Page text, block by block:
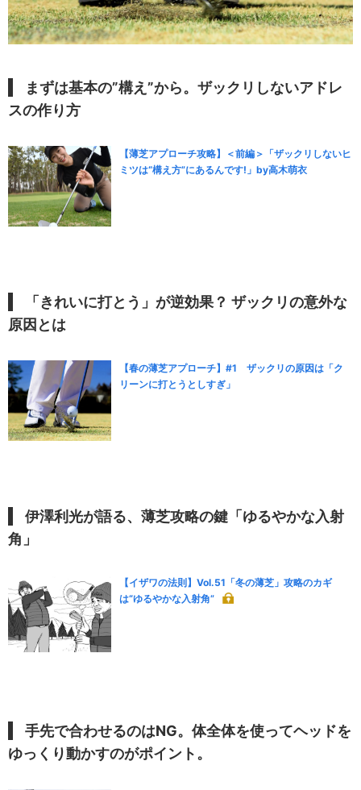
まずは基本の”構え”から。ザックリしないアドレ
スの作り方
【薄芝アプローチ攻略】＜前編＞「ザックリしないヒ
ミツは“構え方”にあるんです!」by高木萌衣
「きれいに打とう」が逆効果？ ザックリの意外な
原因とは
【春の薄芝アプローチ】#1 ザックリの原因は「ク
リーンに打とうとしすぎ」
伊澤利光が語る、薄芝攻略の鍵「ゆるやかな入射
角」
【イザワの法則】Vol.51「冬の薄芝」攻略のカギ
は“ゆるやかな入射角”
手先で合わせるのはNG。体全体を使ってヘッドを
ゆっくり動かすのがポイント。